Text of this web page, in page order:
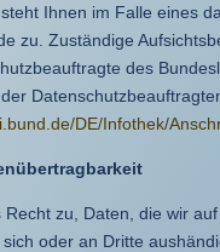
Ihnen im Falle eines
zu. Zuständige
des
DE/Infothek/
Recht zu, Daten, die wir
oder an Dritte